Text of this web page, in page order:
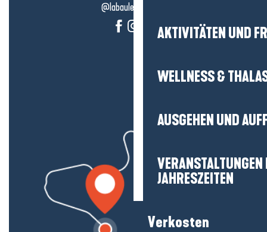
AKTIVITÄTEN UND
WELLNESS &
AUSGEHEN UND
JAHRESZEITEN
Verkosten
@labauleguérande